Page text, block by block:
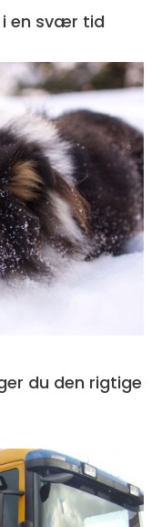
valg i en svær tid
du den rigtige